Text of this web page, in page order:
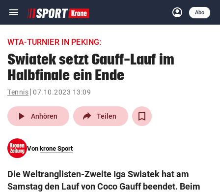
menu Navigation
ein-/ausklappen
account_circle
Anmelden
Abo
close Schließen
account_circle Anmelden
pin_drop
Wien arrow_right
search
eingeben
WTA-TURNIER IN PEKING:
Swiatek setzt Gauff-Lauf im
Halbfinale ein Ende
Tennis 07.10.2023 13:09
play_arrow Anhören Teilen
Von krone Sport
Die Weltranglisten-Zweite Iga Swiatek hat am
Samstag den Lauf von Coco Gauff beendet. Beim